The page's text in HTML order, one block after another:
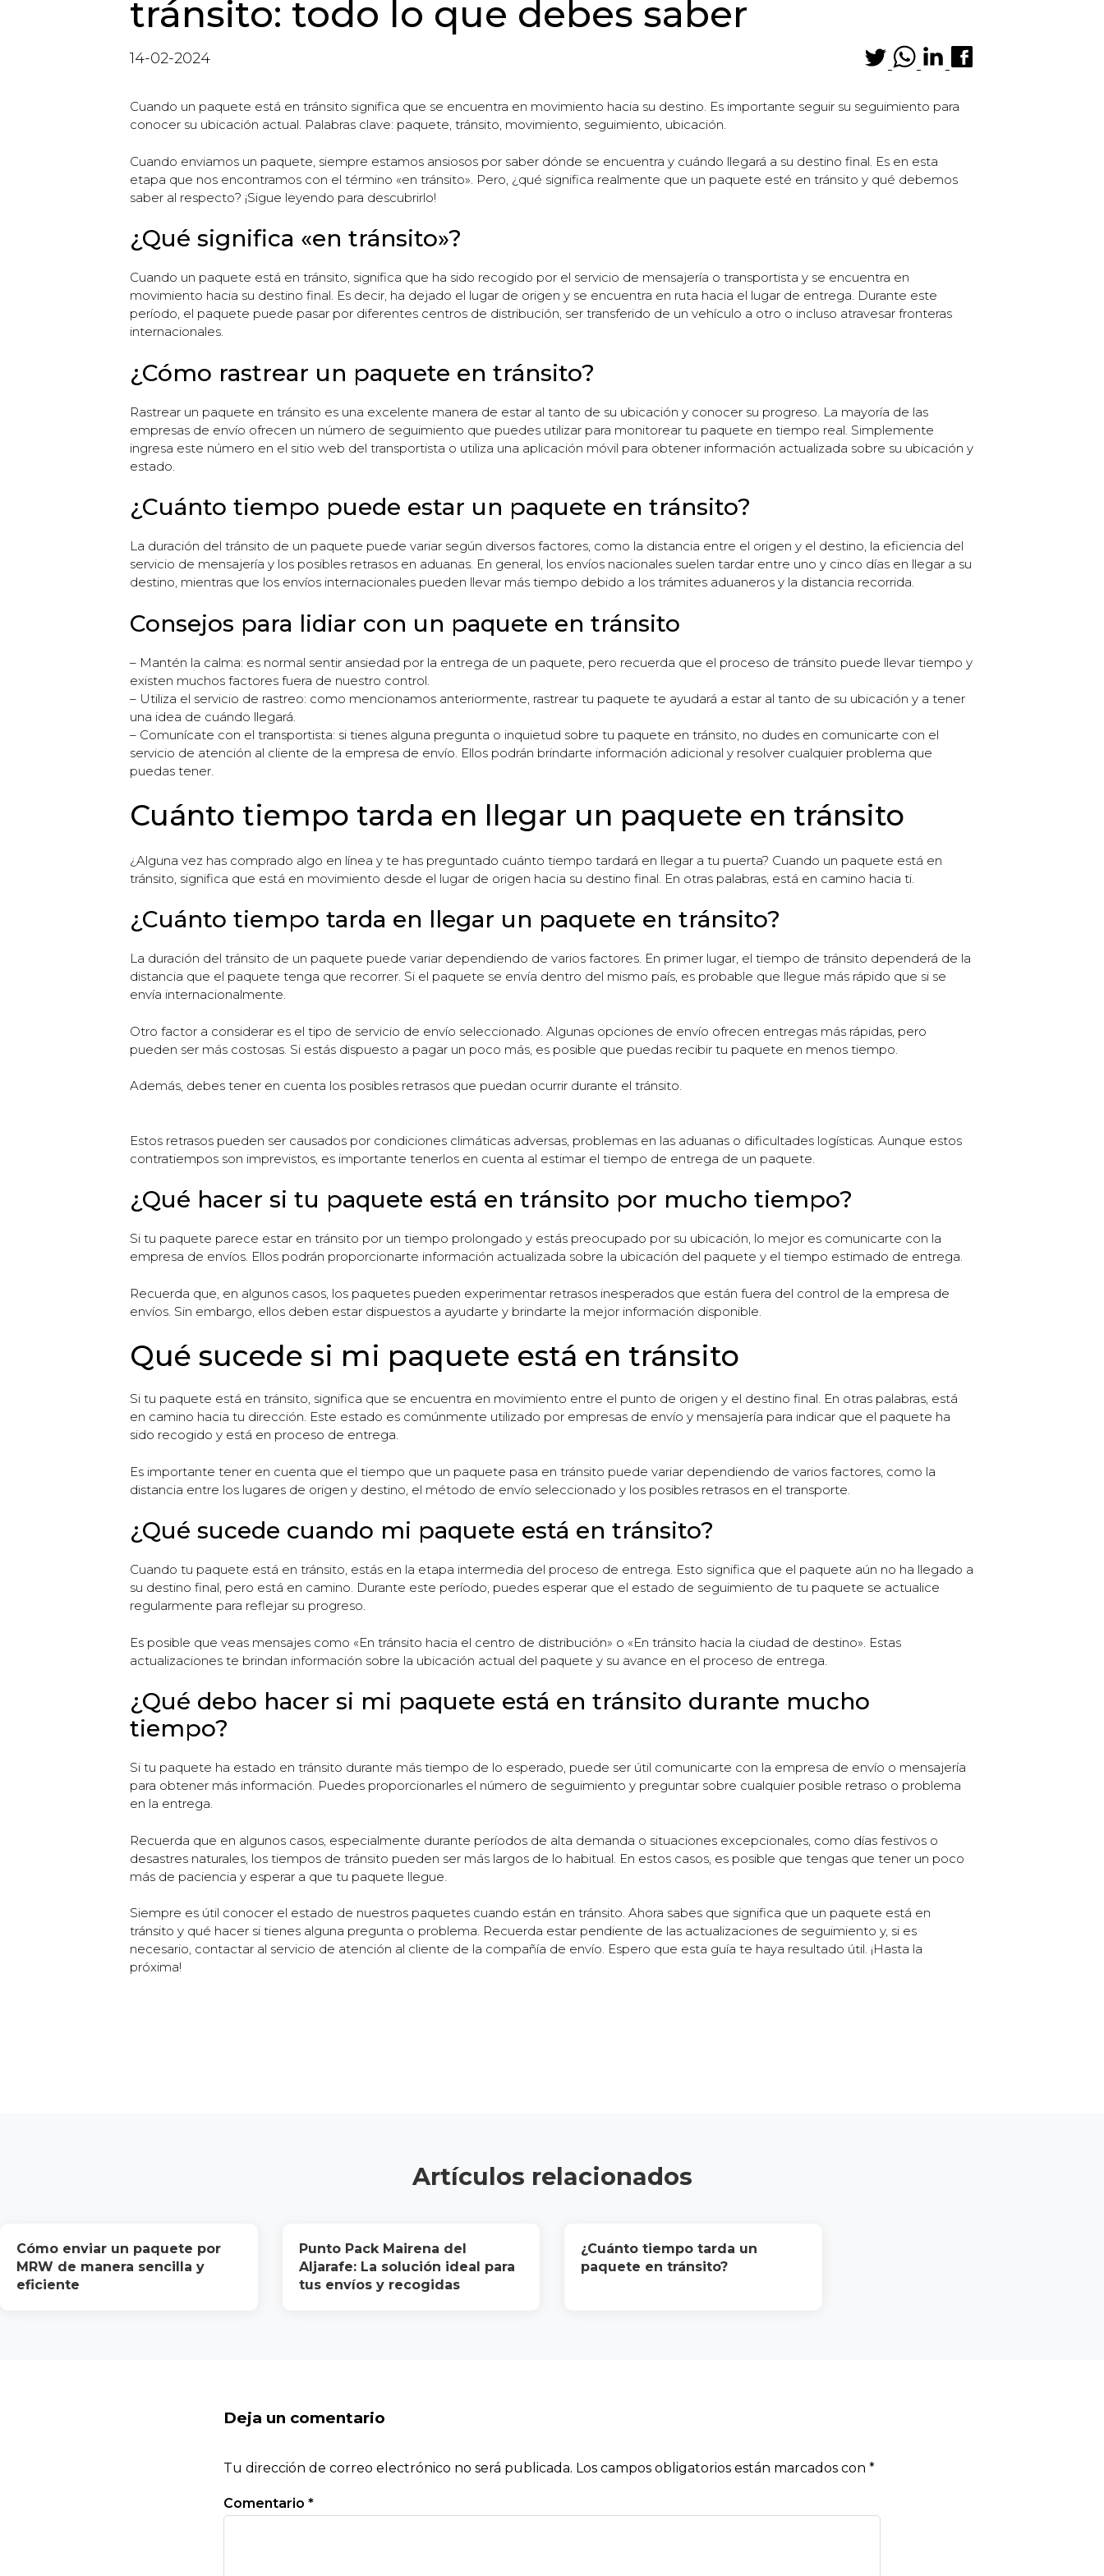
tránsito: todo lo que debes saber
14-02-2024
Cuando un paquete está en tránsito significa que se encuentra en movimiento hacia su destino. Es importante seguir su seguimiento para
conocer su ubicación actual. Palabras clave: paquete, tránsito, movimiento, seguimiento, ubicación.
Cuando enviamos un paquete, siempre estamos ansiosos por saber dónde se encuentra y cuándo llegará a su destino final. Es en esta
etapa que nos encontramos con el término «en tránsito». Pero, ¿qué significa realmente que un paquete esté en tránsito y qué debemos
saber al respecto? ¡Sigue leyendo para descubrirlo!
¿Qué significa «en tránsito»?
Cuando un paquete está en tránsito, significa que ha sido recogido por el servicio de mensajería o transportista y se encuentra en
movimiento hacia su destino final. Es decir, ha dejado el lugar de origen y se encuentra en ruta hacia el lugar de entrega. Durante este
período, el paquete puede pasar por diferentes centros de distribución, ser transferido de un vehículo a otro o incluso atravesar fronteras
internacionales.
¿Cómo rastrear un paquete en tránsito?
Rastrear un paquete en tránsito es una excelente manera de estar al tanto de su ubicación y conocer su progreso. La mayoría de las
empresas de envío ofrecen un número de seguimiento que puedes utilizar para monitorear tu paquete en tiempo real. Simplemente
ingresa este número en el sitio web del transportista o utiliza una aplicación móvil para obtener información actualizada sobre su ubicación y
estado.
¿Cuánto tiempo puede estar un paquete en tránsito?
La duración del tránsito de un paquete puede variar según diversos factores, como la distancia entre el origen y el destino, la eficiencia del
servicio de mensajería y los posibles retrasos en aduanas. En general, los envíos nacionales suelen tardar entre uno y cinco días en llegar a su
destino, mientras que los envíos internacionales pueden llevar más tiempo debido a los trámites aduaneros y la distancia recorrida.
Consejos para lidiar con un paquete en tránsito
– Mantén la calma: es normal sentir ansiedad por la entrega de un paquete, pero recuerda que el proceso de tránsito puede llevar tiempo y
existen muchos factores fuera de nuestro control.
– Utiliza el servicio de rastreo: como mencionamos anteriormente, rastrear tu paquete te ayudará a estar al tanto de su ubicación y a tener
una idea de cuándo llegará.
– Comunícate con el transportista: si tienes alguna pregunta o inquietud sobre tu paquete en tránsito, no dudes en comunicarte con el
servicio de atención al cliente de la empresa de envío. Ellos podrán brindarte información adicional y resolver cualquier problema que
puedas tener.
Cuánto tiempo tarda en llegar un paquete en tránsito
¿Alguna vez has comprado algo en línea y te has preguntado cuánto tiempo tardará en llegar a tu puerta? Cuando un paquete está en
tránsito, significa que está en movimiento desde el lugar de origen hacia su destino final. En otras palabras, está en camino hacia ti.
¿Cuánto tiempo tarda en llegar un paquete en tránsito?
La duración del tránsito de un paquete puede variar dependiendo de varios factores. En primer lugar, el tiempo de tránsito dependerá de la
distancia que el paquete tenga que recorrer. Si el paquete se envía dentro del mismo país, es probable que llegue más rápido que si se
envía internacionalmente.
Otro factor a considerar es el tipo de servicio de envío seleccionado. Algunas opciones de envío ofrecen entregas más rápidas, pero
pueden ser más costosas. Si estás dispuesto a pagar un poco más, es posible que puedas recibir tu paquete en menos tiempo.
Además, debes tener en cuenta los posibles retrasos que puedan ocurrir durante el tránsito.
Estos retrasos pueden ser causados por condiciones climáticas adversas, problemas en las aduanas o dificultades logísticas. Aunque estos
contratiempos son imprevistos, es importante tenerlos en cuenta al estimar el tiempo de entrega de un paquete.
¿Qué hacer si tu paquete está en tránsito por mucho tiempo?
Si tu paquete parece estar en tránsito por un tiempo prolongado y estás preocupado por su ubicación, lo mejor es comunicarte con la
empresa de envíos. Ellos podrán proporcionarte información actualizada sobre la ubicación del paquete y el tiempo estimado de entrega.
Recuerda que, en algunos casos, los paquetes pueden experimentar retrasos inesperados que están fuera del control de la empresa de
envíos. Sin embargo, ellos deben estar dispuestos a ayudarte y brindarte la mejor información disponible.
Qué sucede si mi paquete está en tránsito
Si tu paquete está en tránsito, significa que se encuentra en movimiento entre el punto de origen y el destino final. En otras palabras, está
en camino hacia tu dirección. Este estado es comúnmente utilizado por empresas de envío y mensajería para indicar que el paquete ha
sido recogido y está en proceso de entrega.
Es importante tener en cuenta que el tiempo que un paquete pasa en tránsito puede variar dependiendo de varios factores, como la
distancia entre los lugares de origen y destino, el método de envío seleccionado y los posibles retrasos en el transporte.
¿Qué sucede cuando mi paquete está en tránsito?
Cuando tu paquete está en tránsito, estás en la etapa intermedia del proceso de entrega. Esto significa que el paquete aún no ha llegado a
su destino final, pero está en camino. Durante este período, puedes esperar que el estado de seguimiento de tu paquete se actualice
regularmente para reflejar su progreso.
Es posible que veas mensajes como «En tránsito hacia el centro de distribución» o «En tránsito hacia la ciudad de destino». Estas
actualizaciones te brindan información sobre la ubicación actual del paquete y su avance en el proceso de entrega.
¿Qué debo hacer si mi paquete está en tránsito durante mucho
tiempo?
Si tu paquete ha estado en tránsito durante más tiempo de lo esperado, puede ser útil comunicarte con la empresa de envío o mensajería
para obtener más información. Puedes proporcionarles el número de seguimiento y preguntar sobre cualquier posible retraso o problema
en la entrega.
Recuerda que en algunos casos, especialmente durante períodos de alta demanda o situaciones excepcionales, como días festivos o
desastres naturales, los tiempos de tránsito pueden ser más largos de lo habitual. En estos casos, es posible que tengas que tener un poco
más de paciencia y esperar a que tu paquete llegue.
Siempre es útil conocer el estado de nuestros paquetes cuando están en tránsito. Ahora sabes que significa que un paquete está en
tránsito y qué hacer si tienes alguna pregunta o problema. Recuerda estar pendiente de las actualizaciones de seguimiento y, si es
necesario, contactar al servicio de atención al cliente de la compañía de envío. Espero que esta guía te haya resultado útil. ¡Hasta la
próxima!
Artículos relacionados
Cómo enviar un paquete por
MRW de manera sencilla y
eficiente
Punto Pack Mairena del
Aljarafe: La solución ideal para
tus envíos y recogidas
¿Cuánto tiempo tarda un
paquete en tránsito?
Deja un comentario
Tu dirección de correo electrónico no será publicada. Los campos obligatorios están marcados con *
Comentario *